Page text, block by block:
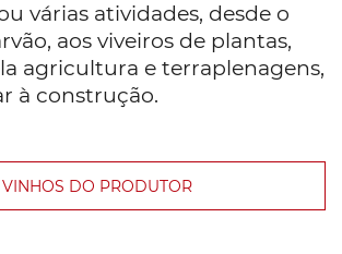
várias atividades, desde o
aos viveiros de plantas,
agricultura e terraplenagens,
à construção.
VINHOS DO PRODUTOR